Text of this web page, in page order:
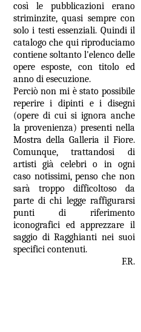
così le pubblicazioni erano
striminzite, quasi sempre con
solo i testi essenziali. Quindi il
catalogo che qui riproduciamo
contiene soltanto l'elenco delle
opere esposte, con titolo ed
anno di esecuzione.
Perciò non mi è stato possibile
reperire i dipinti e i disegni
(opere di cui si ignora anche
la provenienza) presenti nella
Mostra della Galleria il Fiore.
Comunque, trattandosi di
artisti già celebri o in ogni
caso notissimi, penso che non
sarà troppo difficoltoso da
parte di chi legge raffigurarsi
punti di riferimento
iconografici ed apprezzare il
saggio di Ragghianti nei suoi
specifici contenuti.
F.R.